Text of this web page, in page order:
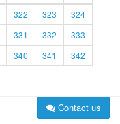
322 323
324
331 332
333
340 341
342
Contact us